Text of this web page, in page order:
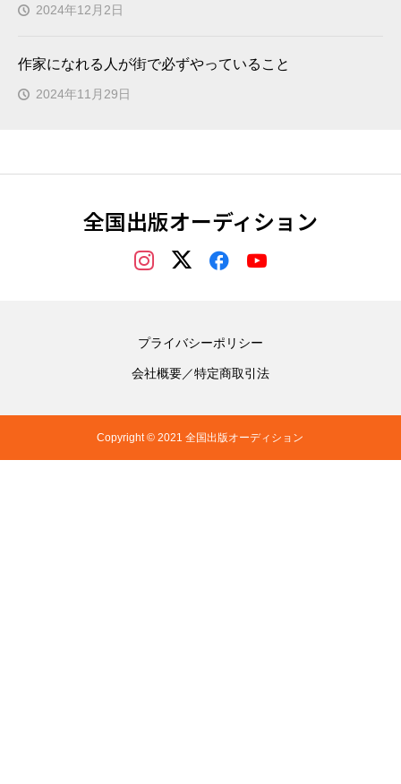
2024年12月2日
作家になれる人が街で必ずやっていること
2024年11月29日
全国出版オーディション
プライバシーポリシー
会社概要／特定商取引法
Copyright © 2021 全国出版オーディション